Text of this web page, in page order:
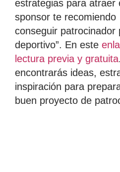
estrategias para atraer
sponsor te recomiendo
conseguir patrocinador
deportivo”. En este
lectura previa y gratuita
encontrarás ideas,
inspiración para
buen proyecto de